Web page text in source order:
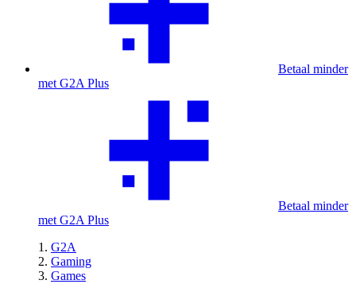
Betaal minder
met G2A Plus
Betaal minder
met G2A Plus
G2A
Gaming
Games